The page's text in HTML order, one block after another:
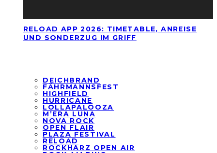
RELOAD APP 2026: TIMETABLE, ANREISE
UND SONDERZUG IM GRIFF
DEICHBRAND
FÄHRMANNSFEST
HIGHFIELD
HURRICANE
LOLLAPALOOZA
M’ERA LUNA
NOVA ROCK
OPEN FLAIR
PLAZA FESTIVAL
RELOAD
ROCKHARZ OPEN AIR